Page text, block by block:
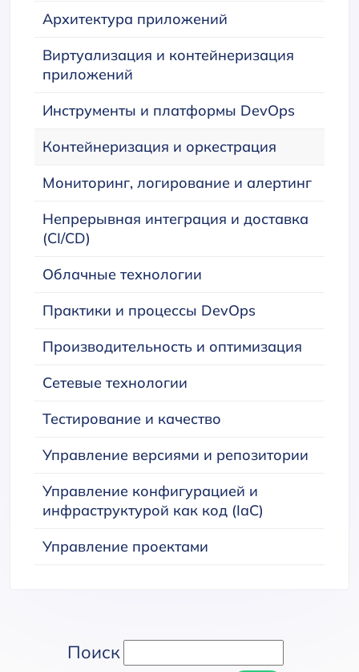
Архитектура приложений
Виртуализация и контейнеризация
приложений
Инструменты и платформы DevOps
Контейнеризация и оркестрация
Мониторинг, логирование и алертинг
Непрерывная интеграция и доставка
(CI/CD)
Облачные технологии
Практики и процессы DevOps
Производительность и оптимизация
Сетевые технологии
Тестирование и качество
Управление версиями и репозитории
Управление конфигурацией и
инфраструктурой как код (IaC)
Управление проектами
Поиск